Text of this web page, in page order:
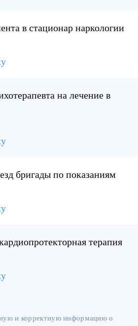
в стационар наркологии
на лечение в
бригады по показаниям
терапия
и корректную информацию о